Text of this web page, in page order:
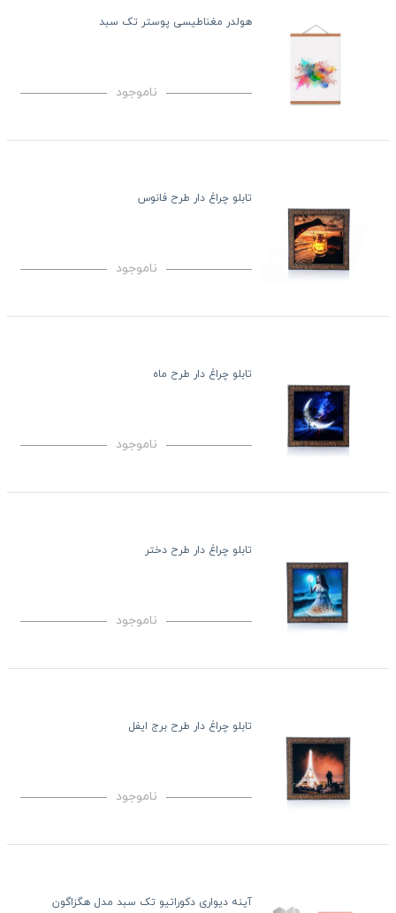
هولدر مغناطیسی پوستر تک سبد
ناموجود
تابلو چراغ دار طرح فانوس
ناموجود
تابلو چراغ دار طرح ماه
ناموجود
تابلو چراغ دار طرح دختر
ناموجود
تابلو چراغ دار طرح برج ایفل
ناموجود
آینه دیواری دکوراتیو تک سبد مدل هگزاگون